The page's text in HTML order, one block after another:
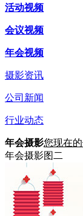
活动视频
会议视频
年会视频
摄影资讯
公司新闻
行业动态
年会摄影您现在的
年会摄影图二